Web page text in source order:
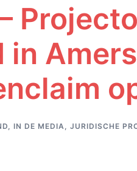
in
, IN DE MEDIA, JURIDISCHE